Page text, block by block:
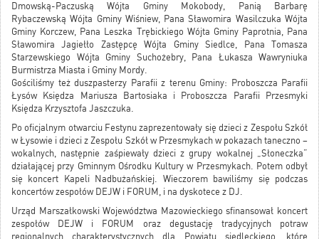
Dmowską-Paczuską Wójta Gminy Mokobody, Panią Barbarę
Rybaczewską Wójta Gminy Wiśniew, Pana Sławomira Wasilczuka Wójta
Gminy Korczew, Pana Leszka Trębickiego Wójta Gminy Paprotnia, Pana
Sławomira Jagiełło Zastępcę Wójta Gminy Siedlce, Pana Tomasza
Starzewskiego Wójta Gminy Suchożebry, Pana Łukasza Wawryniuka
Burmistrza Miasta i Gminy Mordy.
Gościliśmy też duszpasterzy Parafii z terenu Gminy: Proboszcza Parafii
Łysów Księdza Mariusza Bartosiaka i Proboszcza Parafii Przesmyki
Księdza Krzysztofa Jaszczuka.
Po oficjalnym otwarciu Festynu zaprezentowały się dzieci z Zespołu Szkół
w Łysowie i dzieci z Zespołu Szkół w Przesmykach w pokazach taneczno –
wokalnych, następnie zaśpiewały dzieci z grupy wokalnej „Słoneczka”
działającej przy Gminnym Ośrodku Kultury w Przesmykach. Potem odbył
się koncert Kapeli Nadbużańskiej. Wieczorem bawiliśmy się podczas
koncertów zespołów DEJW i FORUM, i na dyskotece z DJ.
Urząd Marszałkowski Województwa Mazowieckiego sfinansował koncert
zespołów DEJW i FORUM oraz degustację tradycyjnych potraw
regionalnych charakterystycznych dla Powiatu siedleckiego, które